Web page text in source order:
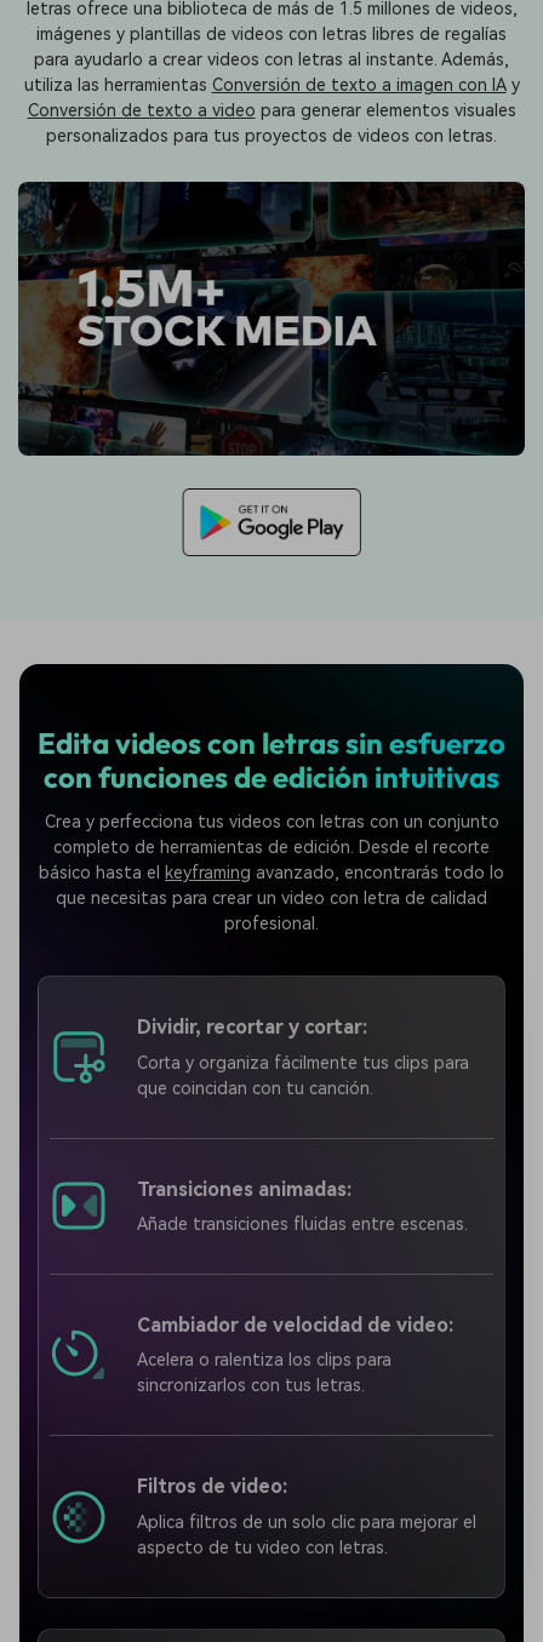
letras ofrece una biblioteca de más de 1.5 millones de videos,
imágenes y plantillas de videos con letras libres de regalías
para ayudarlo a crear videos con letras al instante. Además,
utiliza las herramientas Conversión de texto a imagen con IAy
Conversión de texto a video para generar elementos visuales
personalizados para tus proyectos de videos con letras.
Edita videos con letras sin esfuerzo
con funciones de edición intuitivas
Crea y perfecciona tus videos con letras con un conjunto
completo de herramientas de edición. Desde el recorte
básico hasta el
keyframing avanzado, encontrarás todo lo
que necesitas para crear un video con letra de calidad
profesional.
Dividir, recortar y cortar:
Corta y organiza fácilmente tus clips para
que coincidan con tu canción.
Transiciones animadas:
Añade transiciones fluidas entre escenas.
Cambiador de velocidad de video:
Acelera o ralentiza los clips para
sincronizarlos con tus letras.
Filtros de video:
Aplica filtros de un solo clic para mejorar el
aspecto de tu video con letras.